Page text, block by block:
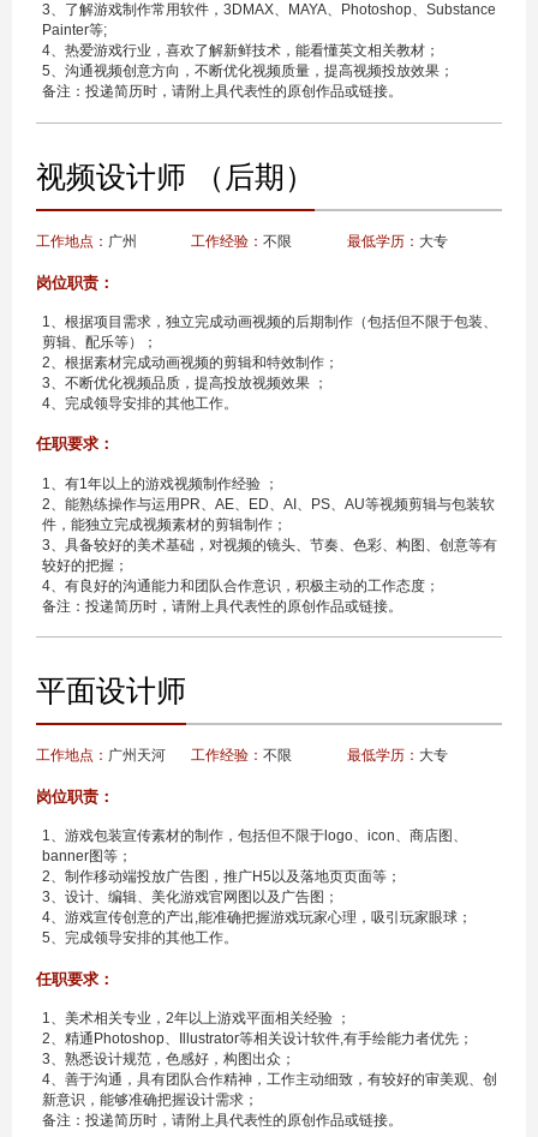
3、了解游戏制作常用软件，3DMAX、MAYA、Photoshop、Substance
Painter等;
4、热爱游戏行业，喜欢了解新鲜技术，能看懂英文相关教材；
5、沟通视频创意方向，不断优化视频质量，提高视频投放效果；
备注：投递简历时，请附上具代表性的原创作品或链接。
视频设计师 （后期）
工作地点： 广州 工作经验：不限 最低学历： 大专
岗位职责：
1、根据项目需求，独立完成动画视频的后期制作（包括但不限于包装、
剪辑、配乐等）；
2、根据素材完成动画视频的剪辑和特效制作；
3、不断优化视频品质，提高投放视频效果 ；
4、完成领导安排的其他工作。
任职要求：
1、有1年以上的游戏视频制作经验 ；
2、能熟练操作与运用PR、AE、ED、AI、PS、AU等视频剪辑与包装软
件，能独立完成视频素材的剪辑制作；
3、具备较好的美术基础，对视频的镜头、节奏、色彩、构图、创意等有
较好的把握；
4、有良好的沟通能力和团队合作意识，积极主动的工作态度；
备注：投递简历时，请附上具代表性的原创作品或链接。
平面设计师
工作地点： 广州天河 工作经验：不限 最低学历： 大专
岗位职责：
1、游戏包装宣传素材的制作，包括但不限于logo、icon、商店图、
banner图等；
2、制作移动端投放广告图，推广H5以及落地页页面等；
3、设计、编辑、美化游戏官网图以及广告图；
4、游戏宣传创意的产出,能准确把握游戏玩家心理，吸引玩家眼球；
5、完成领导安排的其他工作。
任职要求：
1、美术相关专业，2年以上游戏平面相关经验 ；
2、精通Photoshop、Illustrator等相关设计软件,有手绘能力者优先；
3、熟悉设计规范，色感好，构图出众；
4、善于沟通，具有团队合作精神，工作主动细致，有较好的审美观、创
新意识，能够准确把握设计需求；
备注：投递简历时，请附上具代表性的原创作品或链接。